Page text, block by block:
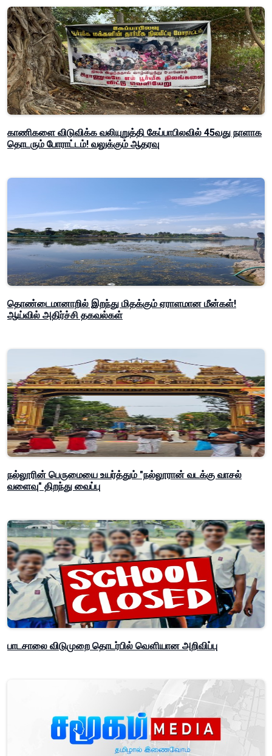
காணிகளை விடுவிக்க வலியுறுத்தி கேப்பாபிலவில் 45வது நாளாக
தொடரும் போராட்டம்! வலுக்கும் ஆதரவு
தொண்டைமானாறில் இறந்து மிதக்கும் ஏராளமான மீன்கள்!
ஆய்வில் அதிர்ச்சி தகவல்கள்
நல்லூரின் பெருமையை உயர்த்தும் "நல்லூரான் வடக்கு வாசல்
வளைவு" திறந்து வைப்பு
பாடசாலை விடுமுறை தொடர்பில் வௌியான அறிவிப்பு